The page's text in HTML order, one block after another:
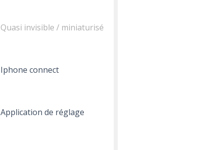
Quasi invisible / miniaturisé
Iphone connect
Application de réglage